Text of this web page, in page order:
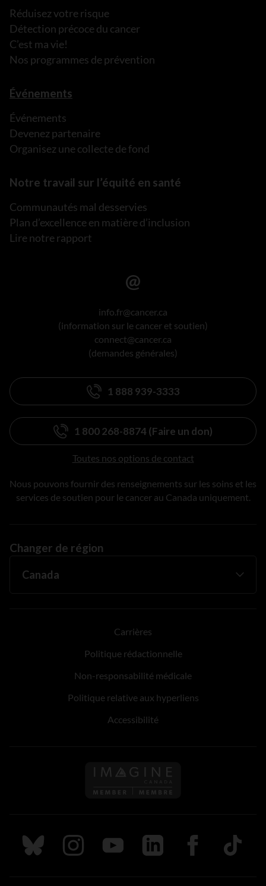
Réduisez votre risque
Détection précoce du cancer
C’est ma vie!
Nos programmes de prévention
Événements
Événements
Devenez partenaire
Organisez une collecte de fond
Notre travail sur l’équité en santé
Communautés mal desservies
Plan d’excellence en matière d’inclusion
Lire notre rapport
info.fr@cancer.ca
(information sur le cancer et soutien)
connect@cancer.ca
(demandes générales)
1 888 939-3333
1 800 268-8874 (Faire un don)
Toutes nos options de contact
Nous pouvons fournir des renseignements sur les soins et les
services de soutien pour le cancer au Canada uniquement.
Changer de région
Carrières
Politique rédactionnelle
Non-responsabilité médicale
Politique relative aux hyperliens
Accessibilité
Suivez nous sur Bluesky
Suivez nous sur Instagram
Suivez nous sur Youtube
Suivez nous sur LinkedIn
Suivez nous sur
TikTok